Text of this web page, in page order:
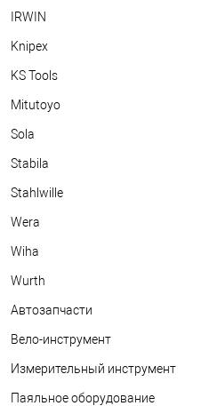
IRWIN
Knipex
KS Tools
Mitutoyo
Sola
Stabila
Stahlwille
Wera
Wiha
Wurth
Автозапчасти
Вело-инструмент
Измерительный инструмент
Паяльное оборудование